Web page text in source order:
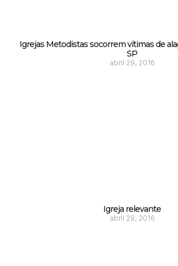
Igrejas Metodistas socorrem vítimas de
SP
abril 29, 2016
Igreja relevante
abril 29, 2016